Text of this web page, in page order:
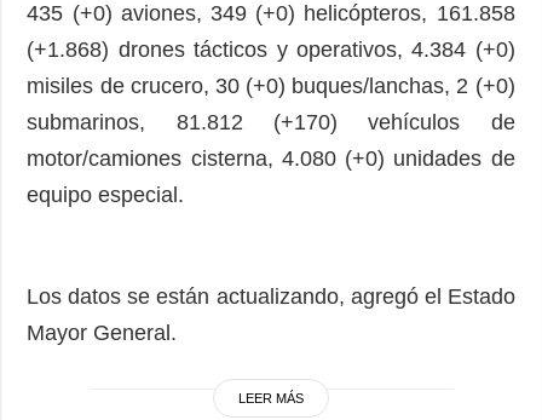
435 (+0) aviones, 349 (+0) helicópteros, 161.858
(+1.868) drones tácticos y operativos, 4.384 (+0)
misiles de crucero, 30 (+0) buques/lanchas, 2 (+0)
submarinos, 81.812 (+170) vehículos de
motor/camiones cisterna, 4.080 (+0) unidades de
equipo especial.
Los datos se están actualizando, agregó el Estado
Mayor General.
LEER MÁS